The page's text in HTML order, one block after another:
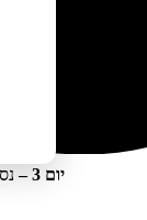
יום 3
–